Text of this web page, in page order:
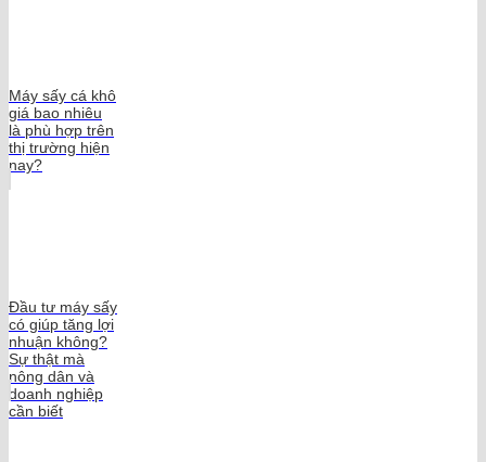
Máy sấy cá khô
giá bao nhiêu
là phù hợp trên
thị trường hiện
nay?
Đầu tư máy sấy
có giúp tăng lợi
nhuận không?
Sự thật mà
nông dân và
doanh nghiệp
cần biết